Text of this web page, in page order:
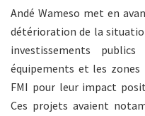
Andé Wameso met en
détérioration de la
investissements
équipements et les
FMI pour leur impact
Ces projets avaient